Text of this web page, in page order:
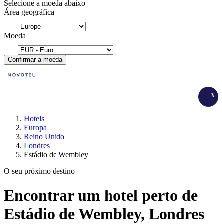
Selecione a moeda abaixo
Área geográfica
Moeda
Confirmar a moeda
Hotels
Europa
Reino Unido
Londres
Estádio de Wembley
O seu próximo destino
Encontrar um hotel perto de
Estádio de Wembley, Londres